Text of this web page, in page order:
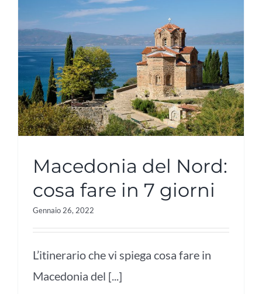
Macedonia del Nord:
cosa fare in 7 giorni
Gennaio 26, 2022
L’itinerario che vi spiega cosa fare in
Macedonia del [...]